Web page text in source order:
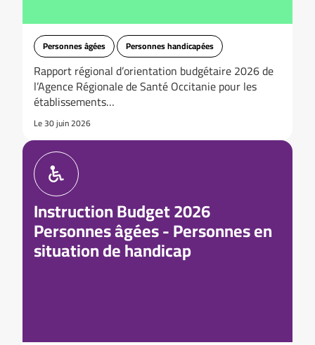
Personnes âgées Personnes handicapées
Rapport régional d’orientation budgétaire 2026 de
l’Agence Régionale de Santé Occitanie pour les
établissements…
Le 30 juin 2026
Instruction Budget 2026
Personnes âgées - Personnes en
situation de handicap